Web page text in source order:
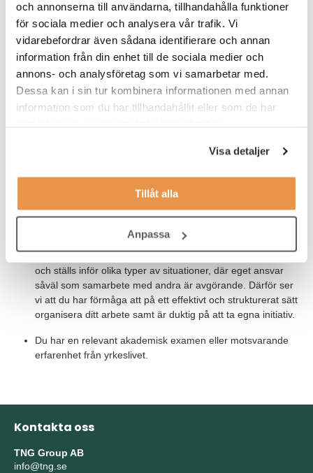
och annonserna till användarna, tillhandahålla funktioner
för sociala medier och analysera vår trafik. Vi
vidarebefordrar även sådana identifierare och annan
information från din enhet till de sociala medier och
annons- och analysföretag som vi samarbetar med.
Dessa kan i sin tur kombinera informationen med annan
information som du har tillhandahållit eller som de har
Visa detaljer
Tillåt alla
Anpassa
Våra förväntningar
Då du kommer att ha självständigt personalansvar ser vi att
du har viss erfarenhet av att leda personal, har god
människokännedom och är tydlig i din kommunikation.
om du har erfarenhet av att läsa och tolka kollektivavtal
I tjänsten ansvarar du för tidrapportering, förberedande
löneberäkning samt fakturering. Vi ser därför det
meriterande med viss erfarenhet inom ekonomi och/eller
I rollen som konsultchef möter du hela tiden nya människor
och ställs inför olika typer av situationer, där eget ansvar
såväl som samarbete med andra är avgörande. Därför ser
vi att du har förmåga att på ett effektivt och strukturerat sätt
organisera ditt arbete samt är duktig på att ta egna initiativ.
Du har en relevant akademisk examen eller motsvarande
erfarenhet från yrkeslivet.
Kontakta oss
TNG Group AB
info@tng.se